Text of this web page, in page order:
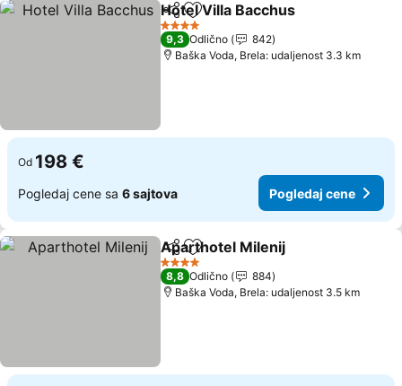
Deli Dodati u favorite
Hotel Villa Bacchus
4 Zvezdice
9,3 Odlično
842
Baška Voda, Brela: udaljenost 3.3 km
Od 198 €
Pogledaj cene sa 6 sajtova Pogledaj cene
Deli Dodati u favorite
Aparthotel Milenij
4 Zvezdice
8,8 Odlično
884
Baška Voda, Brela: udaljenost 3.5 km